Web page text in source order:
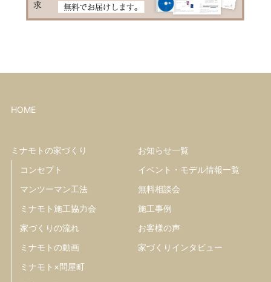
HOME
ミナモトの家づくり
コンセプト
マンツーマン工法
ミナモト施工協力会
家づくりの流れ
ミナモトの動画
ミナモト×問屋町
お知らせ一覧
イベント・モデル情報一覧
無料相談会
施工事例
お客様の声
家づくりインタビュー